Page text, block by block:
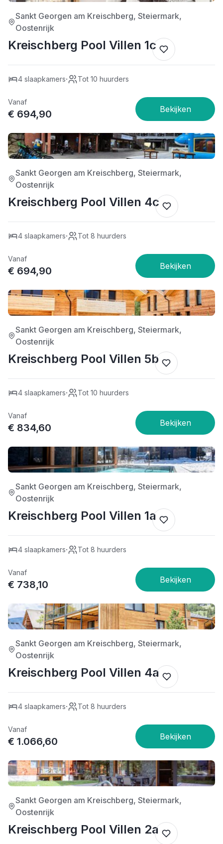
Sankt Georgen am Kreischberg, Steiermark,
Oostenrijk
Kreischberg Pool Villen 1c
4 slaapkamers· Tot 10 huurders
Vanaf
€ 694,90
4/5
Sankt Georgen am Kreischberg, Steiermark,
Oostenrijk
Kreischberg Pool Villen 4c
4 slaapkamers· Tot 8 huurders
Vanaf
€ 694,90
4/5
Sankt Georgen am Kreischberg, Steiermark,
Oostenrijk
Kreischberg Pool Villen 5b
4 slaapkamers· Tot 10 huurders
Vanaf
€ 834,60
4/5
Sankt Georgen am Kreischberg, Steiermark,
Oostenrijk
Kreischberg Pool Villen 1a
4 slaapkamers· Tot 8 huurders
Vanaf
€ 738,10
4/5
Sankt Georgen am Kreischberg, Steiermark,
Oostenrijk
Kreischberg Pool Villen 4a
4 slaapkamers· Tot 8 huurders
Vanaf
€ 1.066,60
4/5
Sankt Georgen am Kreischberg, Steiermark,
Oostenrijk
Kreischberg Pool Villen 2a